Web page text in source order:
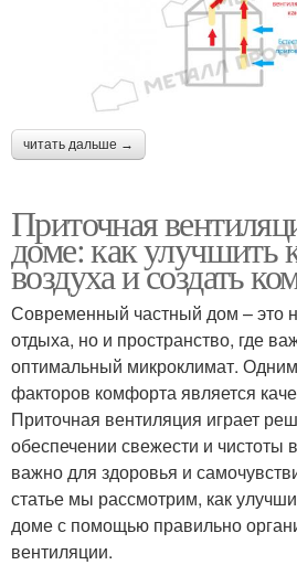
читать дальше →
Приточная
доме: как улучшить
воздуха и создать
Современный частный дом – это
отдыха, но и пространство, где
оптимальный микроклимат.
факторов комфорта является
Приточная вентиляция играет
обеспечении свежести и чистоты
важно для здоровья и
статье мы рассмотрим, как
доме с помощью правильно
вентиляции.